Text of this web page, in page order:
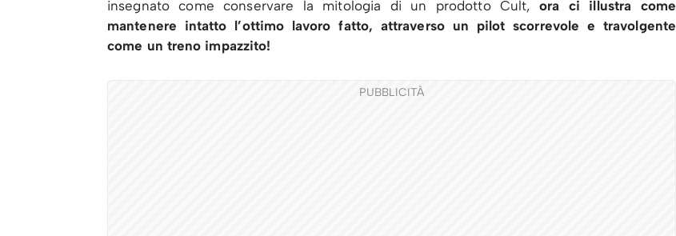
insegnato come conservare la mitologia di un prodotto Cult,ora ci illustra come
mantenere intatto l’ottimo lavoro fatto, attraverso un pilot scorrevole e travolgente
come un treno impazzito!
PUBBLICITÀ